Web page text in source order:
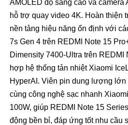
AMOLED độ sáng cao và camera
hỗ trợ quay video 4K. Hoàn thiện
nền tảng hiệu năng ổn định với
7s Gen 4 trên REDMI Note 15
Dimensity 7400-Ultra trên REDMI
hợp hệ thống tản nhiệt Xiaomi
HyperAI. Viên pin dung lượng lớn
cùng công nghệ sạc nhanh
100W, giúp REDMI Note 15
động bền bỉ, đáp ứng tốt nhu cầu